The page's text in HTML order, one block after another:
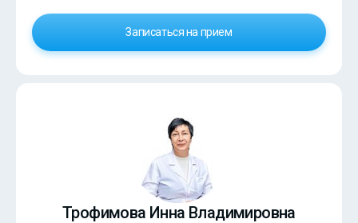
Записаться на прием
Трофимова Инна Владимировна